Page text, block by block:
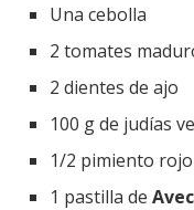
Una cebolla
2 tomates
2 dientes de ajo
100 g de judías
1/2 pimiento rojo
1 pastilla de